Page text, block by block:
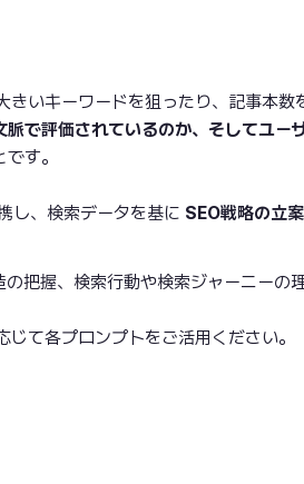
いキーワードを狙ったり、記事本数
で評価されているのか、そしてユー
す。
し、検索データを基に SEO戦略の立
把握、検索行動や検索ジャーニーの理
て各プロンプトをご活用ください。